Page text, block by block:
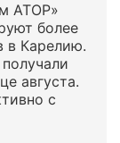
АТОР»
более
в Карелию.
августа.
с